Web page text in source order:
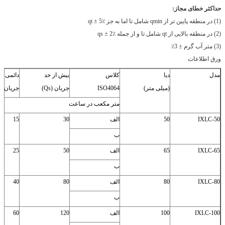
حداکثر خطای مجاز:
(1) در منطقه پایین تر از qmin شامل تا اما به جز qt ± 5٪
(2) در منطقه بالایی از qt شامل تا و از جمله qs ± 2٪
(3) متر آب گرم ± 3٪
ورق اطلاعات
مدل
دیا
(میلی متر)
کلاس
ISO4064
بیش از حد
جریان (Qs)
دائمی
جریان (QP)
متر مکعب در ساعت
IXLC-50
50 الف 30
15
ب
IXLC-65
65 الف 50
25
ب
IXLC-80
80 الف 80
40
ب
IXLC-100
100 الف 120
60